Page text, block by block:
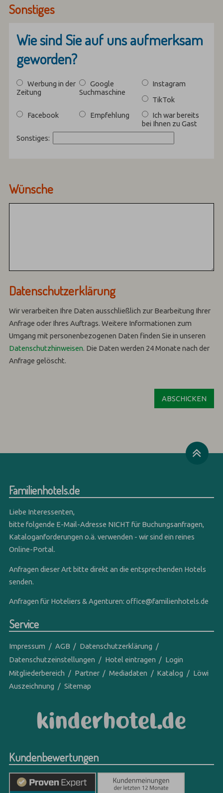
Sonstiges
Wie sind Sie auf uns aufmerksam
geworden?
Werbung in der
Zeitung
Google
Suchmaschine
Instagram
TikTok
Facebook
Empfehlung
Ich war bereits
bei Ihnen zu Gast
Sonstiges:
Wünsche
Datenschutzerklärung
Wir verarbeiten Ihre Daten ausschließlich zur Bearbeitung Ihrer
Anfrage oder Ihres Auftrags.Weitere Informationen zum
Umgang mit personenbezogenen Daten finden Sie in unseren
Datenschutzhinweisen. Die Daten werden 24 Monate nach der
Anfrage gelöscht.
Familienhotels.de
Liebe Interessenten,
bitte folgende E-Mail-Adresse NICHT für Buchungsanfragen,
Kataloganforderungen o.ä. verwenden - wir sind ein reines
Online-Portal.
Anfragen dieser Art bitte direkt an die entsprechenden Hotels
senden.
Anfragen für Hoteliers & Agenturen:office@familienhotels.de
Service
Impressum AGB
Datenschutzerklärung
Datenschutzeinstellungen
Hotel eintragen
Login
Mitgliederbereich
Partner Mediadaten Katalog
Löwi
Auszeichnung
Sitemap
Kundenbewertungen